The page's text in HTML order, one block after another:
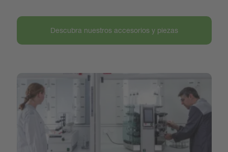
Descubra nuestros accesorios y piezas